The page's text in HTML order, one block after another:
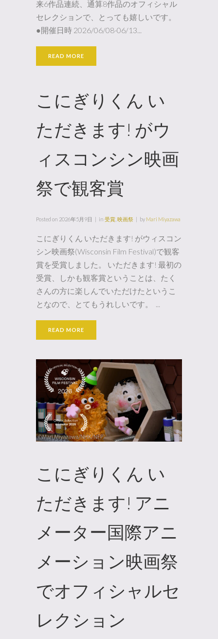
来6作品連続、通算8作品のオフィシャル
セレクションで、とっても嬉しいです。
●開催日時 2026/06/08-06/13...
READ MORE
こにぎりくん い
ただきます! がウ
ィスコンシン映画
祭で観客賞
Posted on 2026年5月9日 in 受賞 映画祭 by Mari Miyazawa
こにぎりくん いただきます! がウィスコン
シン映画祭(Wisconsin Film Festival)で観客
賞を受賞しました。 いただきます! 最初の
受賞、しかも観客賞ということは、たく
さんの方に楽しんでいただけたというこ
となので、とてもうれしいです。 ...
READ MORE
こにぎりくん い
ただきます! アニ
メーター国際アニ
メーション映画祭
でオフィシャルセ
レクション